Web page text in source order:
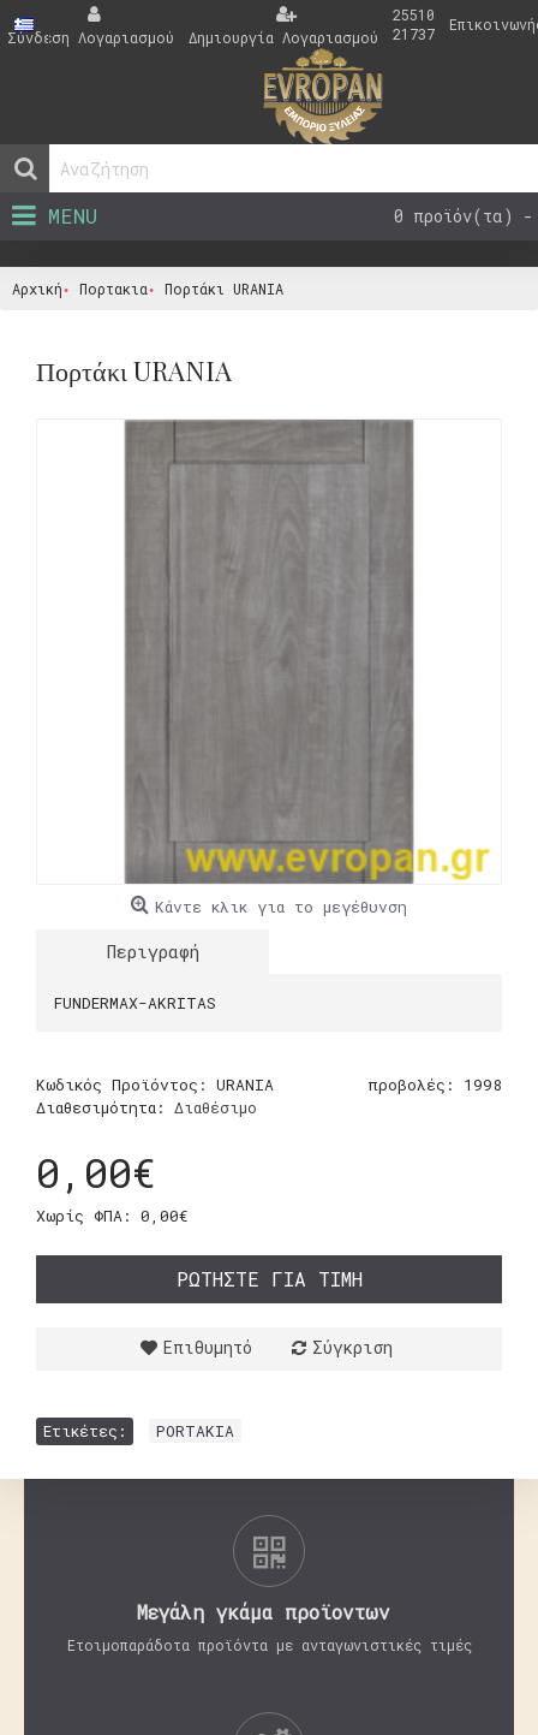
Σύνδεση Λογαριασμού Δημιουργία Λογαριασμού
25510
21737
0 προϊόν(τα) -
MENU
Αρχική Πορτακια Πορτάκι URANIA
Πορτάκι URANIA
Κάντε κλικ για το μεγέθυνση
Περιγραφή
FUNDERMAX-AKRITAS
προβολές: 1998
Κωδικός Προϊόντος: URANIA
Διαθεσιμότητα: Διαθέσιμο
0,00€
Χωρίς ΦΠΑ: 0,00€
ΡΩΤΉΣΤΕ ΓΙΑ ΤΙΜΉ
Επιθυμητό Σύγκριση
Ετικέτες: PORTAKIA
Μεγάλη γκάμα προϊοντων
Ετοιμοπαράδοτα προϊόντα με ανταγωνιστικές τιμές